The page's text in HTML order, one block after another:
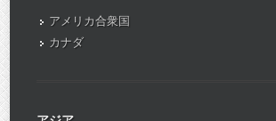
アメリカ合衆国
カナダ